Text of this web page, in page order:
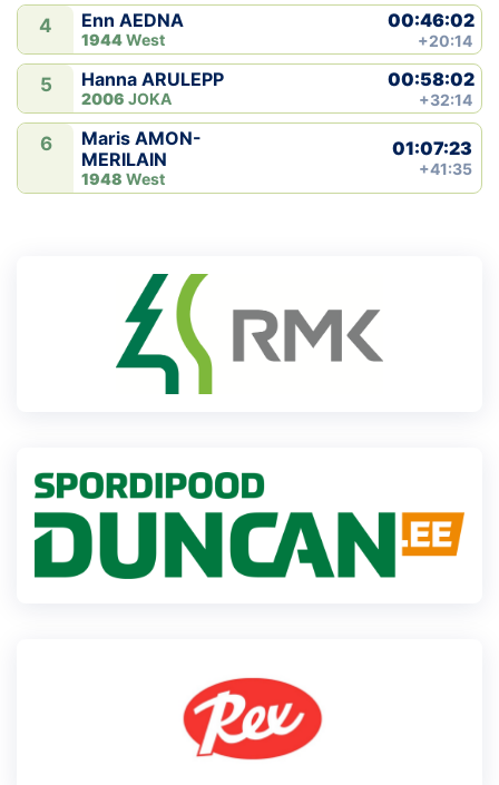
4 Enn AEDNA
1944West
00:46:02
+20:14
5 Hanna ARULEPP
2006 JOKA
00:58:02
+32:14
6
Maris AMON-
MERILAIN
1948 West
01:07:23
+41:35